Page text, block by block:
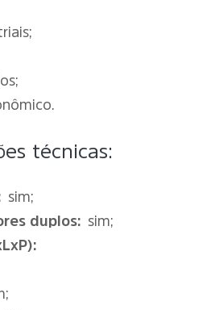
técnicas:
sim;
duplos: sim;